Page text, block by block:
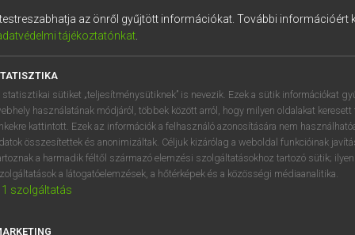
szótár
VAN ELŐFIZETÉSED?
megtekintéséhez.
az önről gyűjtött információkat. További információért
tájékoztatónkat.
statisztikai sütiket „teljesítménysütiknek” is nevezik. Ezek a sütik információkat
használatának módjáról, többek között arról, hogy milyen oldalakat keresett
kattintott. Ezek az információk a felhasználó azonosítására nem
összesítettek és anonimizáltak. Céljuk kizárólag a weboldal funkcióinak
a harmadik féltől származó elemzési szolgáltatásokhoz tartozó sütik;
a látogatóelemzések, a hőtérképek és a közösségi médiaanalitika.
1 szolgáltatás
DE CN FR ES IT NL
1 2 3 4 5 6 7 8 9
q w e r t z u i
a s d f g h j k l é
í y x c v b n m , .